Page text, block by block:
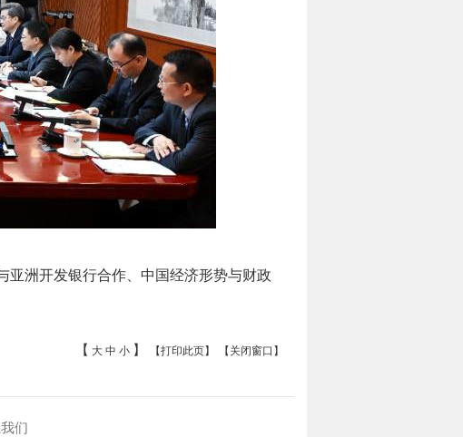
洲开发银行合作、中国经济形势与财政
【 大 中 小 】 【打印此页】 【关闭窗口】
们